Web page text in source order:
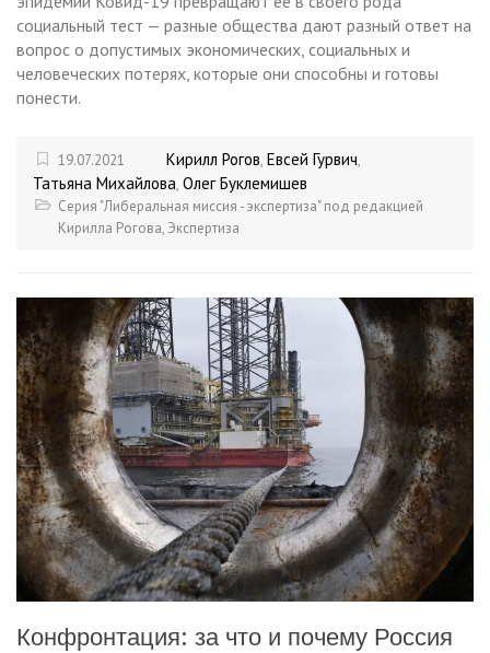
социальный тест — разные общества дают разный ответ на
вопрос о допустимых экономических, социальных и
человеческих потерях, которые они способны и готовы
понести.
19.07.2021 Кирилл Рогов, Евсей Гурвич,
Татьяна Михайлова, Олег Буклемишев
Серия "Либеральная миссия - экспертиза" под редакцией
Кирилла Рогова, Экспертиза
Конфронтация: за что и почему Россия